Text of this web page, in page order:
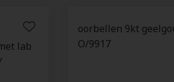
lab
oorbellen 9kt
O/9917